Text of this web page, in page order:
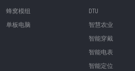
蜂窝模组
单板电脑
DTU
智慧农业
智能穿戴
智能电表
智能定位